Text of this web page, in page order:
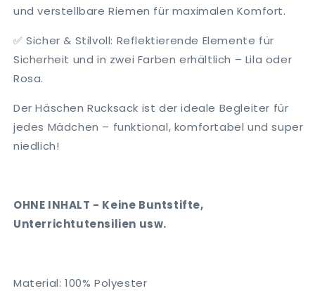
und verstellbare Riemen für maximalen Komfort.
✅ Sicher & Stilvoll: Reflektierende Elemente für
Sicherheit und in zwei Farben erhältlich – Lila oder
Rosa.
Der Häschen Rucksack ist der ideale Begleiter für
jedes Mädchen – funktional, komfortabel und super
niedlich!
OHNE INHALT - Keine Buntstifte,
Unterrichtutensilien usw.
Material: 100% Polyester